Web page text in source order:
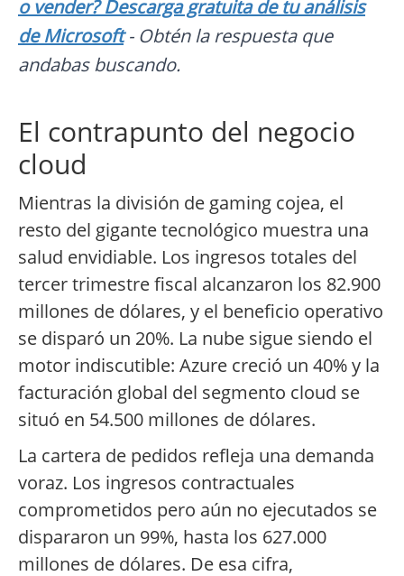
o vender? Descarga gratuita de tu análisis
de Microsoft- Obtén la respuesta que
andabas buscando.
El contrapunto del negocio
cloud
Mientras la división de gaming cojea, el
resto del gigante tecnológico muestra una
salud envidiable. Los ingresos totales del
tercer trimestre fiscal alcanzaron los 82.900
millones de dólares, y el beneficio operativo
se disparó un 20%. La nube sigue siendo el
motor indiscutible: Azure creció un 40% y la
facturación global del segmento cloud se
situó en 54.500 millones de dólares.
La cartera de pedidos refleja una demanda
voraz. Los ingresos contractuales
comprometidos pero aún no ejecutados se
dispararon un 99%, hasta los 627.000
millones de dólares. De esa cifra,